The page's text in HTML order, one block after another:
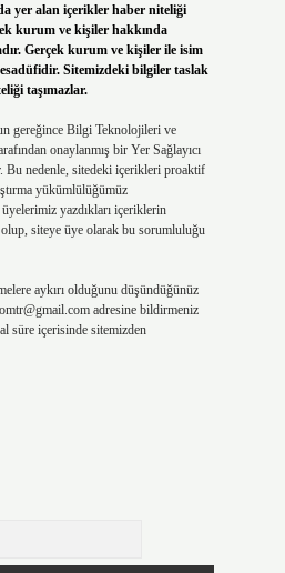
yer alan içerikler haber niteliği
kurum ve kişiler hakkında
Gerçek kurum ve kişiler ile isim
Sitemizdeki bilgiler taslak
taşımazlar.
gereğince Bilgi Teknolojileri ve
onaylanmış bir Yer Sağlayıcı
Bu nedenle, sitedeki içerikleri proaktif
yükümlülüğümüz
yazdıkları içeriklerin
siteye üye olarak bu sorumluluğu
aykırı olduğunu düşündüğünüz
adresine bildirmeniz
süre içerisinde sitemizden